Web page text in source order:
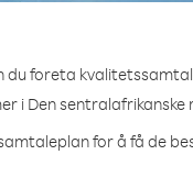
du foreta
i Den
for å få de